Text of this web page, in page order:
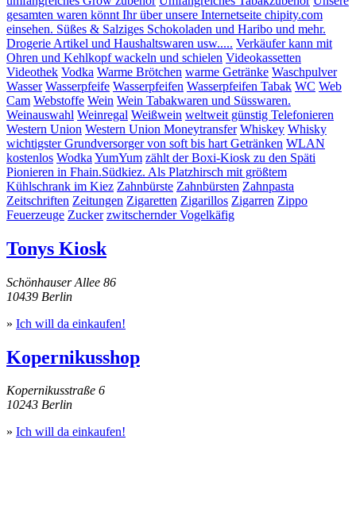
gesamten waren könnt Ihr über unsere Internetseite chipity.com
einsehen. Süßes & Salziges Schokoladen und Haribo und mehr.
Drogerie Artikel und Haushaltswaren usw..... Verkäufer kann mit
Ohren und Kehlkopf wackeln und schielen Videokassetten
Videothek Vodka Warme Brötchen warme Getränke Waschpulver
Wasser Wasserpfeife Wasserpfeifen Wasserpfeifen Tabak WC Web
Cam Webstoffe Wein Wein Tabakwaren und Süsswaren.
Weinauswahl Weinregal Weißwein weltweit günstig Telefonieren
Western Union Western Union Moneytransfer Whiskey Whisky
wichtigster Grundversorger von soft bis hart Getränken WLAN
kostenlos Wodka YumYum zählt der Boxi-Kiosk zu den Späti
Pionieren in Fhain.Südkiez. Als Platzhirsch mit größtem
Kühlschrank im Kiez Zahnbürste Zahnbürsten Zahnpasta
Zeitschriften Zeitungen Zigaretten Zigarillos Zigarren Zippo
Feuerzeuge Zucker zwitschernder Vogelkäfig
Tonys Kiosk
Schönhauser Allee 86
10439 Berlin
» Ich will da einkaufen!
Kopernikusshop
Kopernikusstraße 6
10243 Berlin
» Ich will da einkaufen!